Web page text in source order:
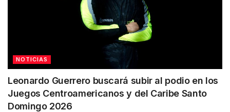
NOTICIAS
Leonardo Guerrero buscará subir al podio en los
Juegos Centroamericanos y del Caribe Santo
Domingo 2026